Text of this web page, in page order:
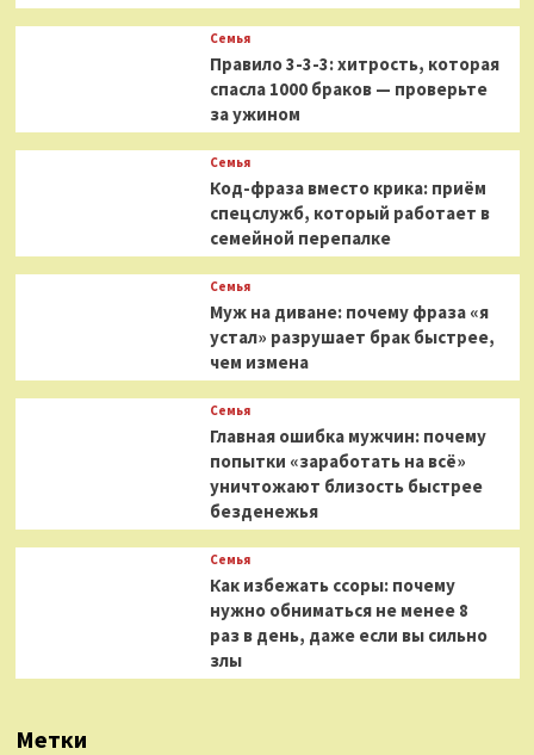
Семья
Правило 3-3-3: хитрость, которая
спасла 1000 браков — проверьте
за ужином
Семья
Код-фраза вместо крика: приём
спецслужб, который работает в
семейной перепалке
Семья
Муж на диване: почему фраза «я
устал» разрушает брак быстрее,
чем измена
Семья
Главная ошибка мужчин: почему
попытки «заработать на всё»
уничтожают близость быстрее
безденежья
Семья
Как избежать ссоры: почему
нужно обниматься не менее 8
раз в день, даже если вы сильно
злы
Метки